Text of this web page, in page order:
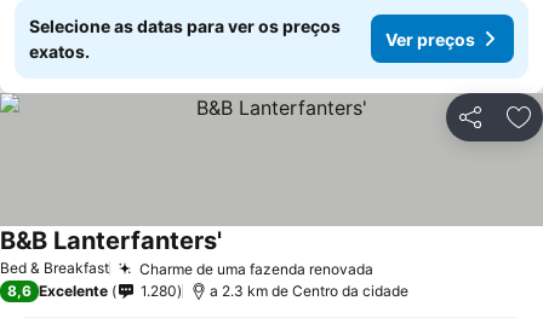
Selecione as datas para ver os preços
exatos.
Ver preços
Partilhar
Bed & Breakfast Charme de uma fazenda renovada
B&B Lanterfanters'
8,6 Excelente 1.280 a 2.3 km de Centro da cidade